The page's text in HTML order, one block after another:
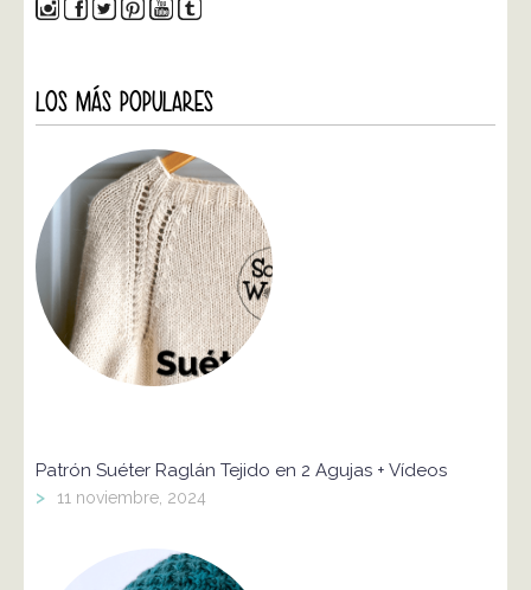
LOS MÁS POPULARES
Patrón Suéter Raglán Tejido en 2 Agujas + Vídeos
> 11 noviembre, 2024